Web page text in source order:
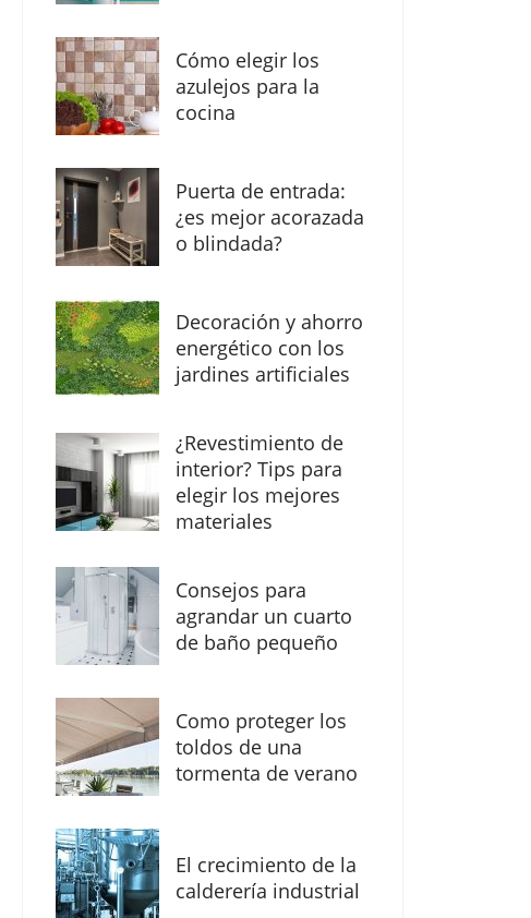
Cómo elegir los
azulejos para la
cocina
Puerta de entrada:
¿es mejor acorazada
o blindada?
Decoración y ahorro
energético con los
jardines artificiales
¿Revestimiento de
interior? Tips para
elegir los mejores
materiales
Consejos para
agrandar un cuarto
de baño pequeño
Como proteger los
toldos de una
tormenta de verano
El crecimiento de la
calderería industrial